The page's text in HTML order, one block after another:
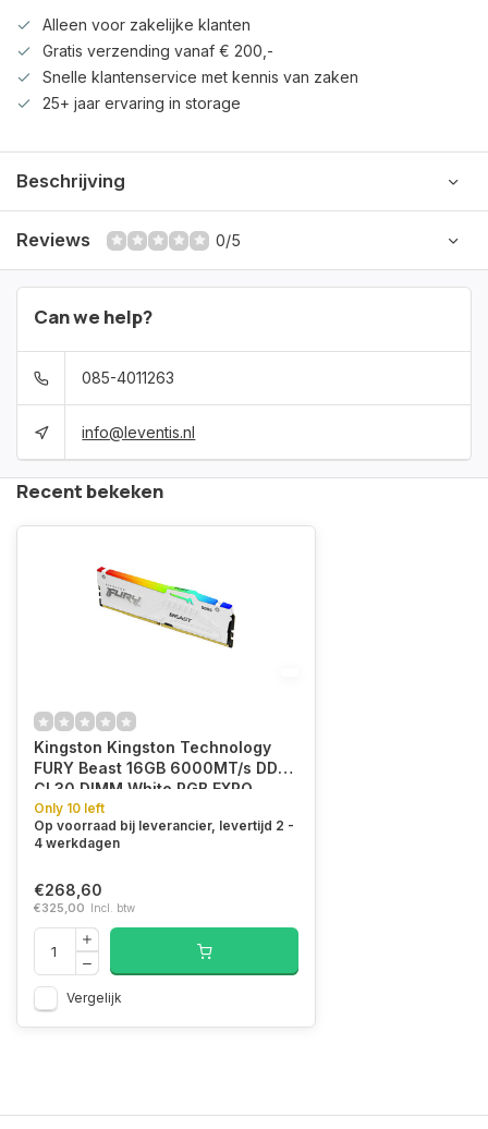
Alleen voor zakelijke klanten
Gratis verzending vanaf € 200,-
Snelle klantenservice met kennis van zaken
25+ jaar ervaring in storage
Beschrijving
Reviews 0/5
Can we help?
085-4011263
info@leventis.nl
Recent bekeken
Kingston Kingston Technology
FURY Beast 16GB 6000MT/s DDR5
CL30 DIMM White RGB EXPO
Only 10 left
Op voorraad bij leverancier, levertijd 2 -
4 werkdagen
€268,60
€325,00 Incl. btw
Vergelijk